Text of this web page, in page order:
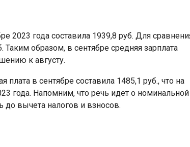
2023 года составила 1939,8 руб. Для
Таким образом, в сентябре средняя зарплата
к августу.
в сентябре составила 1485,1 руб., что на
года. Напомним, что речь идет о номинальной
до вычета налогов и взносов.